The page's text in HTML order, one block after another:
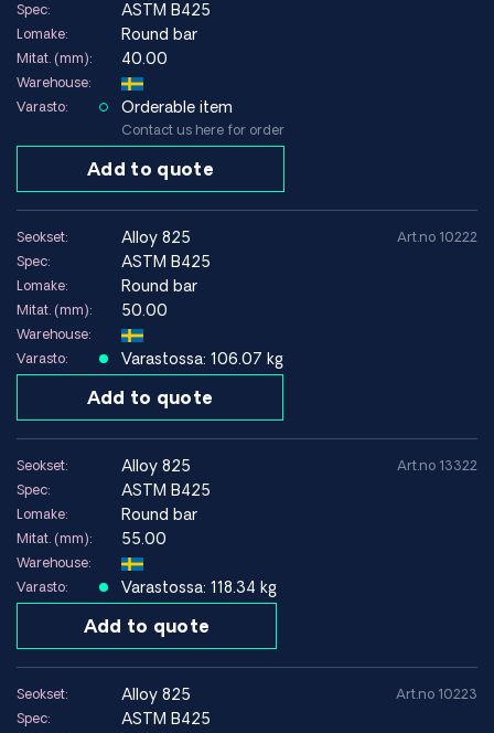
Spec: ASTM B425
Lomake: Round bar
Mitat. (mm): 40.00
Warehouse:
Varasto:
Orderable item
Contact us here for order
Add to quote
Seokset: alloy 825
Spec: ASTM B425
Lomake: Round bar
Mitat. (mm): 50.00
Warehouse:
Varasto:
Varastossa: 106.07 kg
Add to quote
Art.no 10222
Seokset: alloy 825
Spec: ASTM B425
Lomake: Round bar
Mitat. (mm): 55.00
Warehouse:
Varasto:
Varastossa: 118.34 kg
Add to quote
Art.no 13322
Seokset: alloy 825
Spec: ASTM B425
Art.no 10223